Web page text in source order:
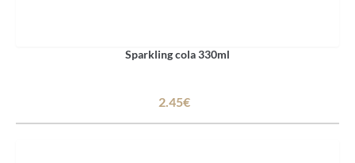
Sparkling cola 330ml
2.45€